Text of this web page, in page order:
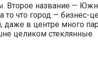
название —
что город — бизнес-
в центре много
целиком стеклянные.